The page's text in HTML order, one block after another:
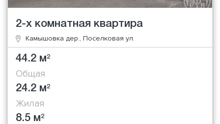
2-х комнатная квартира
Камышовка дер., Поселковая ул.
44.2 м2
Общая
24.2 м2
Жилая
8.5 м2